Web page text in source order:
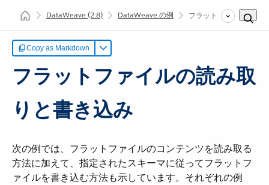
DataWeave(2.8) DataWeave の例 フラットファイルの読
Copy as Markdown
フラットファイルの読み取
りと書き込み
次の例では、フラットファイルのコンテンツを読み取る
方法に加えて、指定されたスキーマに従ってフラットフ
ァイルを書き込む方法も示しています。それぞれの例